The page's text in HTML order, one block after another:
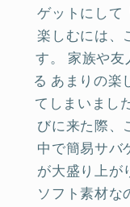
ゲットにして
楽しむには、
す。 家族や友
る あまりの楽
てしまいまし
びに来た際、
中で簡易サバ
が大盛り上が
ソフト素材な